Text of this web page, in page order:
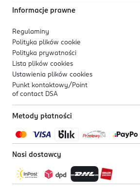
Informacje prawne
Regulaminy
Polityka plików cookie
Polityka prywatności
Lista plików cookies
Ustawienia plików cookies
Punkt kontaktowy/ Point
of contact DSA
Metody płatności
Nasi dostawcy